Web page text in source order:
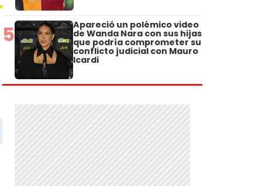
5 Apareció un polémico video
de Wanda Nara con sus hijas
que podría comprometer su
conflicto judicial con Mauro
Icardi